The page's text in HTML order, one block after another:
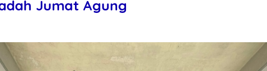
Jumat Agung